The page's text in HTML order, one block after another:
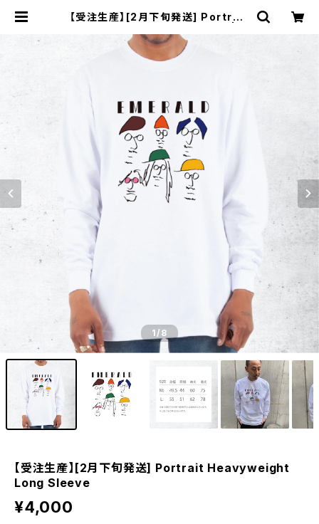
【受注生産】[2月下旬発送] Portrait
merald_jp
1/8
【受注生産】[2月下旬発送] Portrait Heavyweight
Long Sleeve
¥4,000